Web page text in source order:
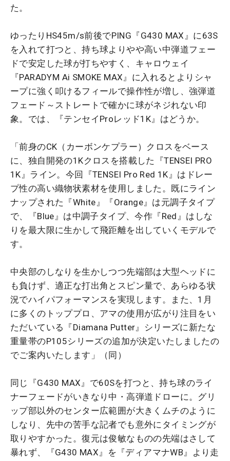
た。
ゆったりHS45m/s前後でPING『G430 MAX』に63S
を入れて打つと、持ち球よりやや高い中弾道フェー
ドで安定した球が打ちやすく、キャロウェイ
『PARADYM Ai SMOKE MAX』に入れるとよりシャ
ープに強く叩けるフィールで操作性が増し、強弾道
フェード～ストレートで確かに球がネジれない印
象。では、『テンセイProレッド1K』はどうか。
「前身のCK（カーボンケプラー）クロスをベース
に、独自開発の1Kクロスを搭載した『TENSEI PRO
1K』ライン。今回『TENSEI Pro Red 1K』はドレー
プ性の高い織物状素材を使用しました。既にライン
ナップされた『White』『Orange』は元調子タイプ
で、『Blue』は中調子タイプ、今作『Red』はしな
りを最大限に生かして飛距離を出していくモデルで
す。
中央部のしなりを生かしつつ先端部は大型ヘッドに
も負けず、適正な打出角とスピン量で、あらゆる状
況でハイパフォーマンスを実現します。また、1月
に多くのトッププロ、アマの使用が広がり注目をい
ただいている『Diamana Putter』シリーズに新たな
重量帯のP105シリーズの追加が決定いたしましたの
でご案内いたします」（同）
同じ『G430 MAX』で60Sを打つと、持ち球のライ
ナーフェードがいきなり中・高弾道ドローに。グリ
ップ部以外のセンター広範囲が大きくムチのように
しなり、先中の苦手な記者でも意外にタイミングが
取りやすかった。復元は俊敏なものの先端はさして
暴れず、『G430 MAX』を『ディアマナWB』より走